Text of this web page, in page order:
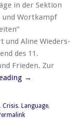
in der Sektion
und Wortkampf
und Aline Wieders-
des 11.
Frieden. Zur
→
, Crisis, Language,